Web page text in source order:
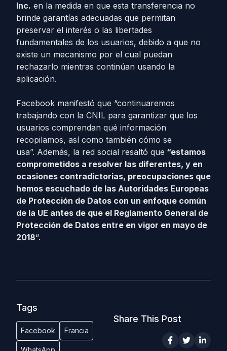
Inc. en la medida en que esta transferencia no
brinde garantías adecuadas que permitan
preservar el interés o las libertades
fundamentales de los usuarios, debido a que no
existe un mecanismo por el cual puedan
rechazarlo mientras continúan usando la
aplicación.
Facebook manifestó que “continuaremos
trabajando con la CNIL para garantizar que los
usuarios comprendan qué información
recopilamos, así como también cómo se
usa”. Además, la red social resaltó que “estamos
comprometidos a resolver las diferentes, y en
ocasiones contradictorias, preocupaciones que
hemos escuchado de las Autoridades Europeas
de Protección de Datos con un enfoque común
de la UE antes de que el Reglamento General de
Protección de Datos entre en vigor en mayo de
2018“.
Tags
Facebook Francia
Share This Post